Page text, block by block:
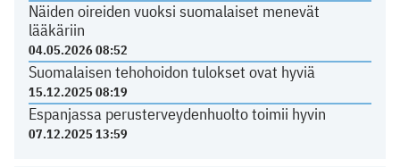
Näiden oireiden vuoksi suomalaiset menevät
lääkäriin
04.05.2026 08:52
Suomalaisen tehohoidon tulokset ovat hyviä
15.12.2025 08:19
Espanjassa perusterveydenhuolto toimii hyvin
07.12.2025 13:59